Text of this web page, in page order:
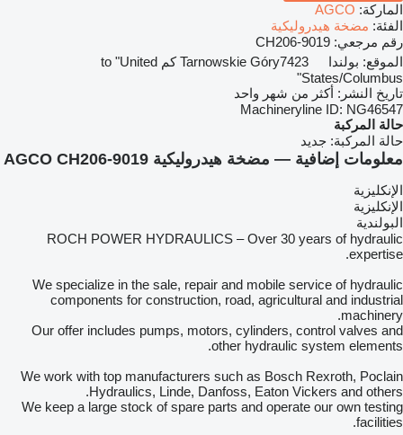
الماركة: AGCO
الفئة: مضخة هيدروليكية
رقم مرجعي: CH206-9019
الموقع: بولندا Tarnowskie Góry
7423 كم to "United
States/Columbus"
تاريخ النشر: أكثر من شهر واحد
Machineryline ID: NG46547
حالة المركبة
حالة المركبة: جديد
معلومات إضافية — مضخة هيدروليكية AGCO CH206-9019
الإنكليزية
الإنكليزية
البولندية
ROCH POWER HYDRAULICS – Over 30 years of hydraulic
expertise.
We specialize in the sale, repair and mobile service of hydraulic
components for construction, road, agricultural and industrial
machinery.
Our offer includes pumps, motors, cylinders, control valves and
other hydraulic system elements.
We work with top manufacturers such as Bosch Rexroth, Poclain
Hydraulics, Linde, Danfoss, Eaton Vickers and others.
We keep a large stock of spare parts and operate our own testing
facilities.